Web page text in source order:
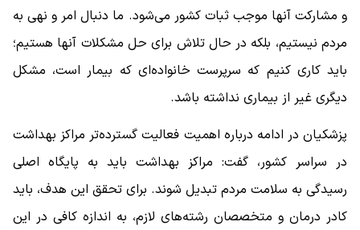
و مشارکت آنها موجب ثبات کشور می‌شود. ما دنبال امر و نهی به
مردم نیستیم، بلکه در حال تلاش برای حل مشکلات آنها هستیم؛
باید کاری کنیم که سرپرست خانواده‌ای که بیمار است، مشکل
دیگری غیر از بیماری نداشته باشد.
پزشکیان در ادامه درباره اهمیت فعالیت گسترده‌تر مراکز بهداشت
در سراسر کشور، گفت: مراکز بهداشت باید به پایگاه اصلی
رسیدگی به سلامت مردم تبدیل شوند. برای تحقق این هدف، باید
کادر درمان و متخصصان رشته‌های لازم، به اندازه کافی در این